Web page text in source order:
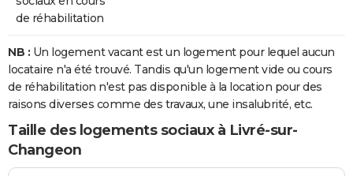
de réhabilitation
NB : Un logement vacant est un logement pour lequel aucun
locataire n'a été trouvé. Tandis qu'un logement vide ou cours
de réhabilitation n'est pas disponible à la location pour des
raisons diverses comme des travaux, une insalubrité, etc.
Taille des logements sociaux à Livré-sur-
Changeon